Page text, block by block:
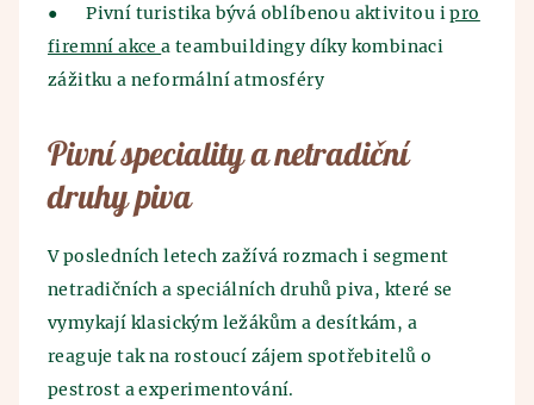
● Pivní turistika bývá oblíbenou aktivitou ipro
firemní akce a teambuildingy díky kombinaci
zážitku a neformální atmosféry
Pivní speciality a netradiční
druhy piva
V posledních letech zažívá rozmach i segment
netradičních a speciálních druhů piva, které se
vymykají klasickým ležákům a desítkám, a
reaguje tak na rostoucí zájem spotřebitelů o
pestrost a experimentování.